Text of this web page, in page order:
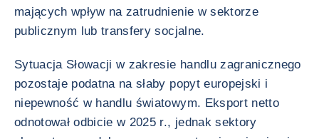
mających wpływ na zatrudnienie w sektorze
publicznym lub transfery socjalne.
Sytuacja Słowacji w zakresie handlu zagranicznego
pozostaje podatna na słaby popyt europejski i
niepewność w handlu światowym. Eksport netto
odnotował odbicie w 2025 r., jednak sektory